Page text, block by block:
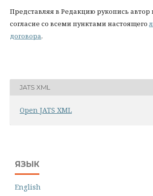
Представляя в Редакцию рукопись
согласие со всеми пунктами настоящего
договора.
JATS XML
Open JATS XML
ЯЗЫК
English